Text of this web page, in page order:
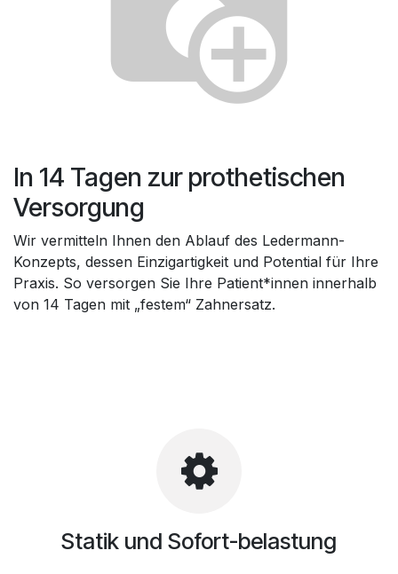
In 14 Tagen zur prothetischen
Versorgung
Wir vermitteln Ihnen den Ablauf des Ledermann-
Konzepts, dessen Einzigartigkeit und Potential für Ihre
Praxis. So versorgen Sie Ihre Patient*innen innerhalb
von 14 Tagen mit „festem“ Zahnersatz.
Statik und Sofort-belastung